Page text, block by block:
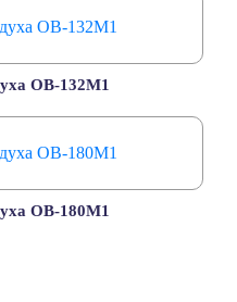
ОВ-132М1
ОВ-180М1